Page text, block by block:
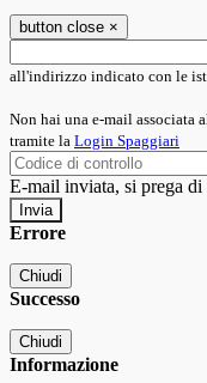
button close ×
all'indirizzo indicato con le
Non hai una e-mail associata
tramite la Login Spaggiari
E-mail inviata, si prega di
Errore
Chiudi
Successo
Chiudi
Informazione